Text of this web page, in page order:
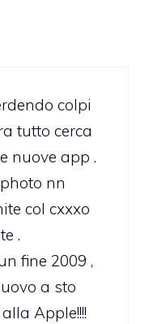
colpi
tutto cerca
nuove app .
nn
col cxxxo
.
fine 2009 ,
a sto
Apple!!!!